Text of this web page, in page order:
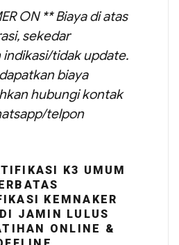
ON ** Biaya di atas
sekedar
tidak update.
biaya
hubungi kontak
telpon
K3 UMUM
KEMNAKER
JAMIN LULUS
ONLINE &